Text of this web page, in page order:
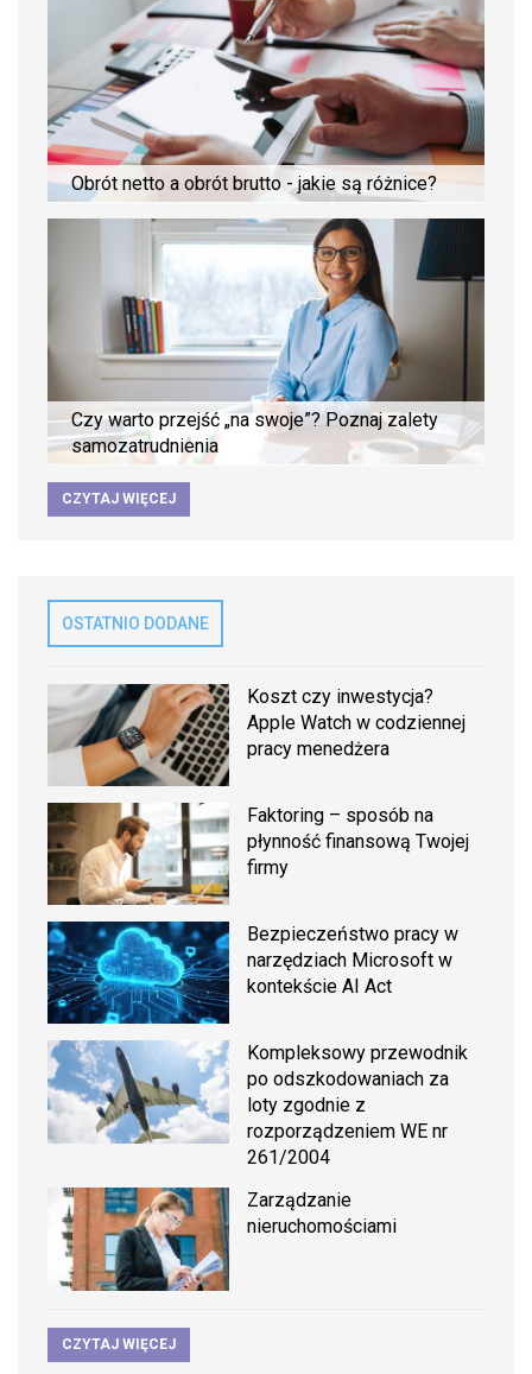
Obrót netto a obrót brutto - jakie są różnice?
Czy warto przejść „na swoje”? Poznaj zalety
samozatrudnienia
CZYTAJ WIĘCEJ
OSTATNIO DODANE
Koszt czy inwestycja?
Apple Watch w codziennej
pracy menedżera
Faktoring – sposób na
płynność finansową Twojej
firmy
Bezpieczeństwo pracy w
narzędziach Microsoft w
kontekście AI Act
Kompleksowy przewodnik
po odszkodowaniach za
loty zgodnie z
rozporządzeniem WE nr
261/2004
Zarządzanie
nieruchomościami
CZYTAJ WIĘCEJ